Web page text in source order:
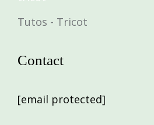
Tutos - Tricot
Contact
[email protected]